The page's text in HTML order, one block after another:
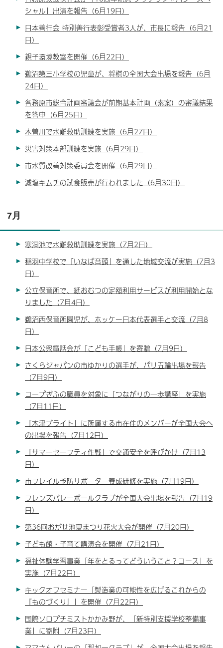
シャル」出演を報告（6月19日）
日本善行会 特別善行表彰受賞者3人が、市長に報告（6月21
日）
親子環境教室を開催（6月22日）
鵜沼第三小学校の児童が、将棋の全国大会出場を報告（6月
24日）
各務原市総合計画審議会が前期基本計画（素案）の審議結果
を答申（6月25日）
木曽川で水難救助訓練を実施（6月27日）
災害対策本部訓練を実施（6月29日）
市水質改善対策委員会を開催（6月29日）
減塩キムチの試食販売が行われました（6月30日）
7月
寒洞池で水難救助訓練を実施（7月2日）
稲羽中学校で「いなば音頭」を通した地域交流が実施（7月3
日）
公立保育所で、紙おむつの定額利用サービスが利用開始とな
りました（7月4日）
鵜沼西保育所園児が、ホッケー日本代表選手と交流（7月8
日）
日本公衆電話会が「こども手帳」を寄贈（7月9日）
さくらジャパンの市ゆかりの選手が、パリ五輪出場を報告
（7月9日）
コープぎふの職員を対象に「つながりの一歩講座」を実施
（7月11日）
「木津ブライト」に所属する市在住のメンバーが全国大会へ
の出場を報告（7月12日）
「サマーセーフティ作戦」で交通安全を呼びかけ（7月13
日）
市フレイル予防サポーター養成研修を実施（7月19日）
フレンズバレーボールクラブが全国大会出場を報告（7月19
日）
第36回おがせ池夏まつり花火大会が開催（7月20日）
子ども館・子育て講演会を開催（7月21日）
福祉体験学習事業「年をとるってどういうこと？コース」を
実施（7月22日）
キックオフセミナー「製造業の可能性を広げるこれからの
『ものづくり』」を開催（7月22日）
国際ソロプチミストかかみ野が、「新特別支援学校整備事
業」に寄附（7月23日）